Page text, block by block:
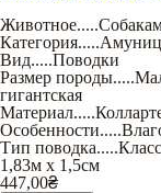
Животное.....
Категория.....
Вид.....Поводки
Размер породы.....
гигантская
Материал.....
Особенности.....
Тип поводка.....
1,83м х 1,5см
447,00₴